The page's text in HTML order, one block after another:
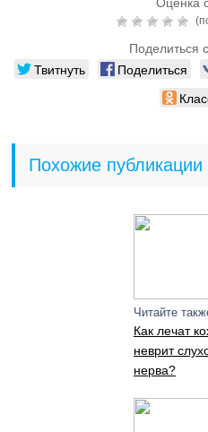
Поделиться
Твитнуть Поделиться
Похожие публикации
Читайте
Как лечат
неврит
нерва?